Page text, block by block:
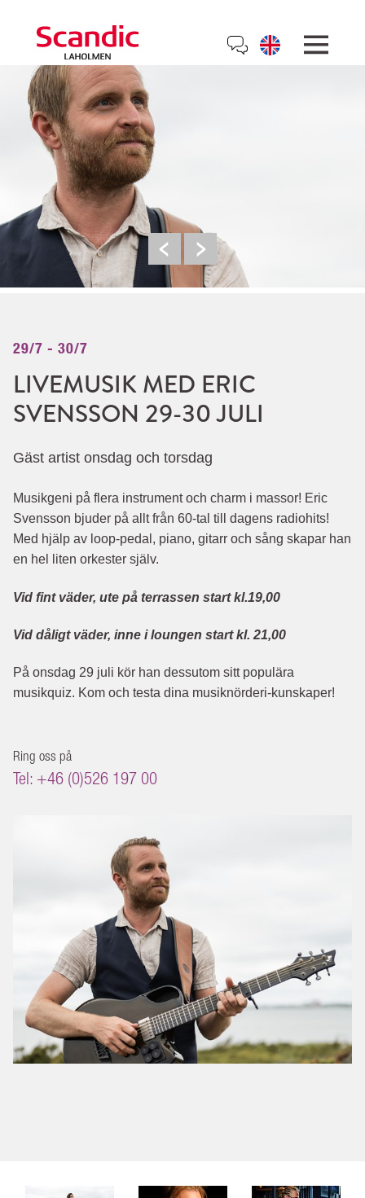
29/7 - 30/7
LIVEMUSIK MED ERIC
SVENSSON 29-30 JULI
Gäst artist onsdag och torsdag
Musikgeni på flera instrument och charm i massor! Eric
Svensson bjuder på allt från 60-tal till dagens radiohits!
Med hjälp av loop-pedal, piano, gitarr och sång skapar han
en hel liten orkester själv.
Vid fint väder, ute på terrassen start kl.19,00
Vid dåligt väder, inne i loungen start kl. 21,00
På onsdag 29 juli kör han dessutom sitt populära
musikquiz. Kom och testa dina musiknörderi-kunskaper!
Ring oss på
Tel: +46 (0)526 197 00